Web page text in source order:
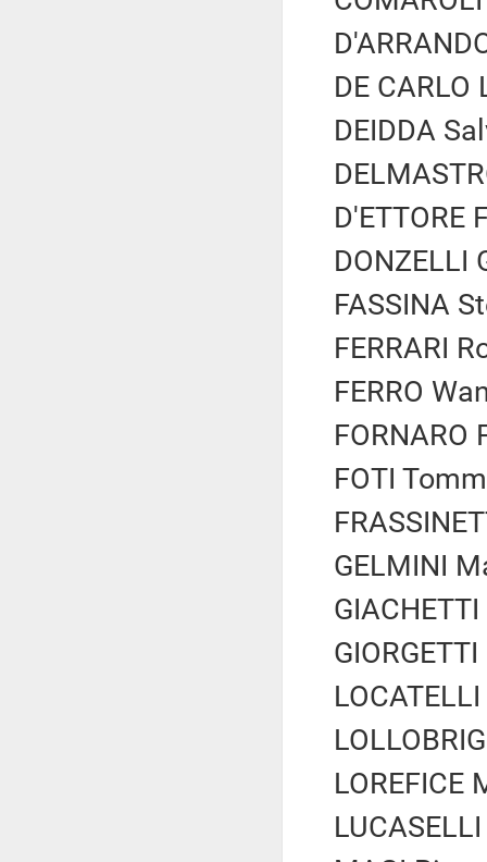
DE
DEIDDA
D'ETTORE
DONZELLI
FASSINA
FERRARI
FERRO
FORNARO
FOTI
GELMINI